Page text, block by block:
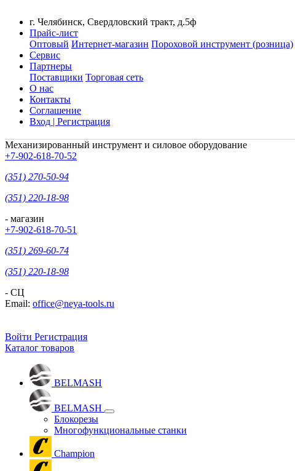
г. Челябинск, Свердловский тракт, д.5ф
Прайс-лист
Оптовый Интернет-магазин Пороховой инструмент (розница)
Сервис
Партнеры
Поставщики Торговая сеть
О нас
Контакты
Соглашение
Вход | Регистрация
Механизированный инструмент и силовое оборудование
+7-902-618-70-52
(351) 270-50-94
(351) 220-18-98
- магазин
+7-902-618-70-51
(351) 269-60-74
(351) 220-18-98
- СЦ
Email: office@neya-tools.ru
Войти Регистрация
Каталог товаров
BELMASH
BELMASH
Блокорезы
Многофункциональные станки
Champion